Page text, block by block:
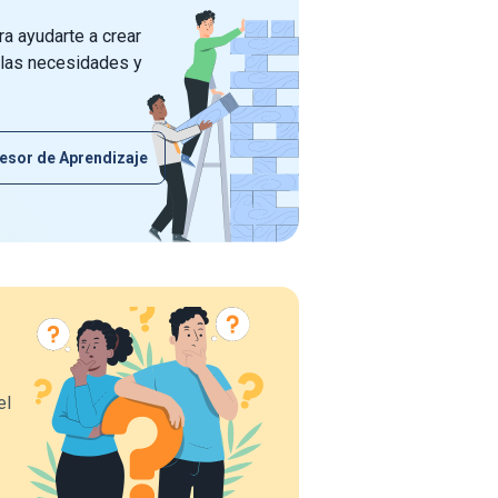
ayudarte a crear
necesidades y
de Aprendizaje